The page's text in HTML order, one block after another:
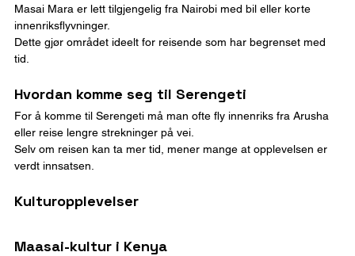
Masai Mara er lett tilgjengelig fra Nairobi med bil eller korte
innenriksflyvninger.
Dette gjør området ideelt for reisende som har begrenset med
tid.
Hvordan komme seg til Serengeti
For å komme til Serengeti må man ofte fly innenriks fra Arusha
eller reise lengre strekninger på vei.
Selv om reisen kan ta mer tid, mener mange at opplevelsen er
verdt innsatsen.
Kulturopplevelser
Maasai-kultur i Kenya